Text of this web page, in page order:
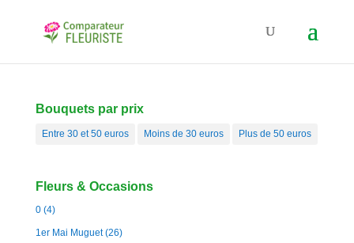
Bouquets par prix
Entre 30 et 50 euros Moins de 30 euros Plus de 50 euros
Fleurs & Occasions
0 (4)
1er Mai Muguet (26)